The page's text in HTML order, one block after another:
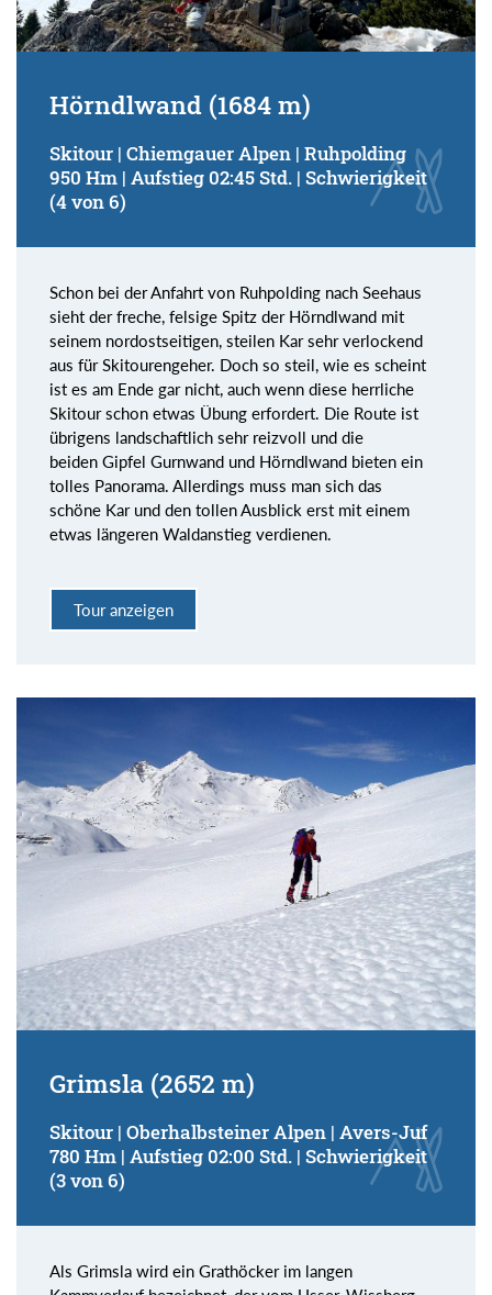
Hörndlwand (1684 m)
Skitour | Chiemgauer Alpen | Ruhpolding
950 Hm | Aufstieg 02:45 Std. | Schwierigkeit
(4 von 6)
Schon bei der Anfahrt von Ruhpolding nach Seehaus
sieht der freche, felsige Spitz der Hörndlwand mit
seinem nordostseitigen, steilen Kar sehr verlockend
aus für Skitourengeher. Doch so steil, wie es scheint
ist es am Ende gar nicht, auch wenn diese herrliche
Skitour schon etwas Übung erfordert. Die Route ist
übrigens landschaftlich sehr reizvoll und die
beiden Gipfel Gurnwand und Hörndlwand bieten ein
tolles Panorama. Allerdings muss man sich das
schöne Kar und den tollen Ausblick erst mit einem
etwas längeren Waldanstieg verdienen.
Tour anzeigen
Grimsla (2652 m)
Skitour | Oberhalbsteiner Alpen | Avers-Juf
780 Hm | Aufstieg 02:00 Std. | Schwierigkeit
(3 von 6)
Als Grimsla wird ein Grathöcker im langen